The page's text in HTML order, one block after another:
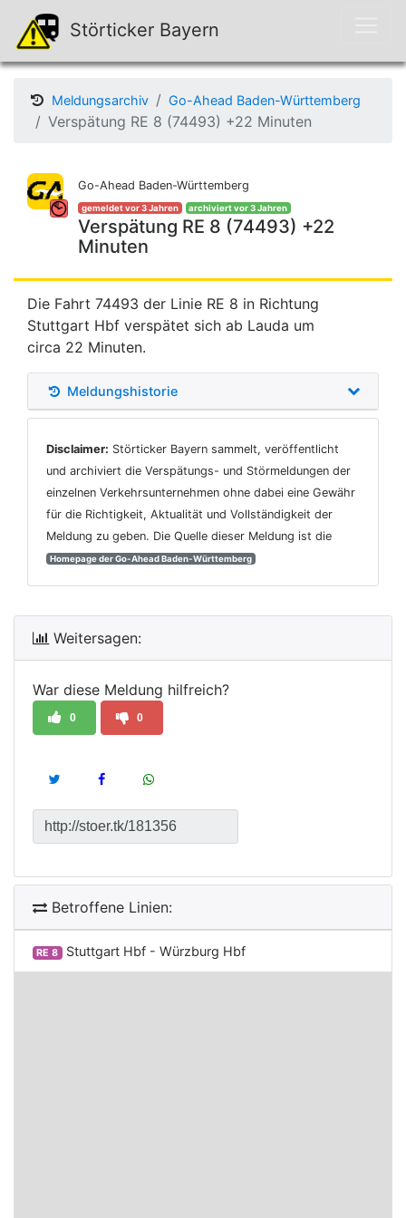
Störticker Bayern
Meldungsarchiv Go-Ahead Baden-Württemberg
Verspätung RE 8 (74493) +22 Minuten
Go-Ahead Baden-Württemberg
gemeldet vor 3 Jahren archiviert vor 3 Jahren
Verspätung RE 8 (74493) +22
Minuten
Die Fahrt 74493 der Linie RE 8 in Richtung
Stuttgart Hbf verspätet sich ab Lauda um
circa 22 Minuten.
Meldungshistorie
Disclaimer: Störticker Bayern sammelt, veröffentlicht
und archiviert die Verspätungs- und Störmeldungen der
einzelnen Verkehrsunternehmen ohne dabei eine Gewähr
für die Richtigkeit, Aktualität und Vollständigkeit der
Meldung zu geben. Die Quelle dieser Meldung ist die
Homepage der Go-Ahead Baden-Württemberg
Weitersagen:
War diese Meldung hilfreich?
0 0
Betroffene Linien:
RE 8 Stuttgart Hbf - Würzburg Hbf